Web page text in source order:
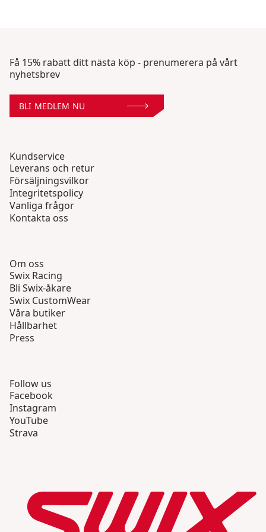
Få 15% rabatt ditt nästa köp - prenumerera på vårt
nyhetsbrev
BLI MEDLEM NU
Kundservice
Leverans och retur
Försäljningsvilkor
Integritetspolicy
Vanliga frågor
Kontakta oss
Om oss
Swix Racing
Bli Swix-åkare
Swix CustomWear
Våra butiker
Hållbarhet
Press
Follow us
Facebook
Instagram
YouTube
Strava